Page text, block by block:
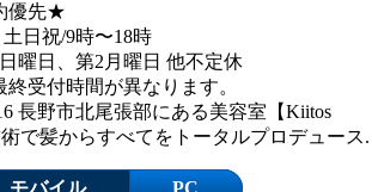
優先★
日祝/9時〜18時
曜日、第2月曜日 他不定休
受付時間が異なります。
長野市北尾張部にある美容室【Kiitos
術で髪からすべてをトータルプロデュース.